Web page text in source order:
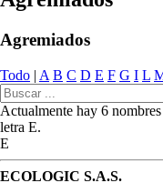
Agremiados
Todo | A B C D E F G I L
Actualmente hay 6
letra E.
E
ECOLOGIC S.A.S.